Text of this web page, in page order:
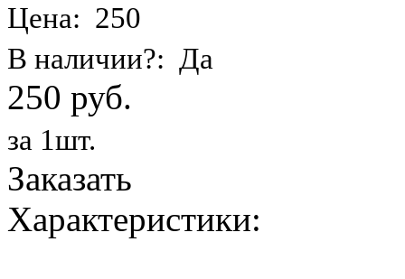
Цена: 250
В наличии?: Да
250 руб.
за 1шт.
Заказать
Характеристики: